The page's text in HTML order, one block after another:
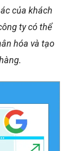
của khách
ty có thể
hóa và tạo